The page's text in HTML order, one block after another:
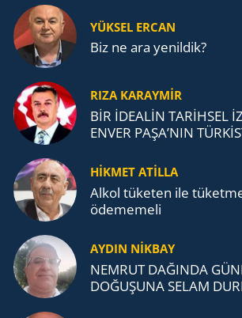
YÜKSEL ERCAN
Biz ne ara yenildik?
RIZA KARAYMIR
BİR İDEALİN TARİHSEL
ENVER PAŞA’NIN
TEŞKİLATI’NA UZANAN
HİKMET ATİLLA
Alkol tü­ke­ten ile
öde­me­me­li
AYDIN NİKBAY
NEMRUT DAĞINDA
DOĞUŞUNA SELAM